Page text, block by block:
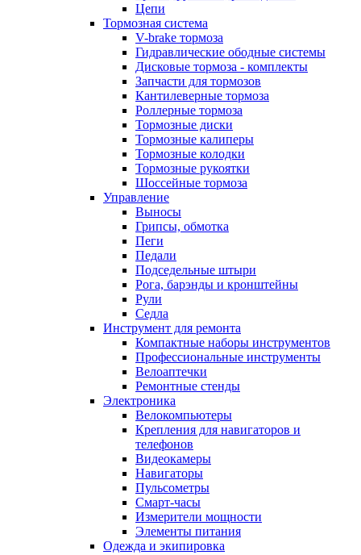
Цепи
Тормозная система
V-brake тормоза
Гидравлические ободные системы
Дисковые тормоза - комплекты
Запчасти для тормозов
Кантилеверные тормоза
Роллерные тормоза
Тормозные диски
Тормозные калиперы
Тормозные колодки
Тормозные рукоятки
Шоссейные тормоза
Управление
Выносы
Грипсы, обмотка
Пеги
Педали
Подседельные штыри
Рога, барэнды и кронштейны
Рули
Седла
Инструмент для ремонта
Компактные наборы инструментов
Профессиональные инструменты
Велоаптечки
Ремонтные стенды
Электроника
Велокомпьютеры
Крепления для навигаторов и
телефонов
Видеокамеры
Навигаторы
Пульсометры
Смарт-часы
Измерители мощности
Элементы питания
Одежда и экипировка